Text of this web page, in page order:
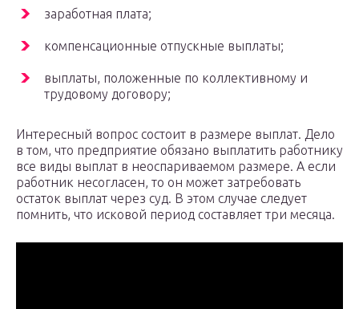
заработная плата;
компенсационные отпускные выплаты;
выплаты, положенные по коллективному и
трудовому договору;
Интересный вопрос состоит в размере выплат. Дело
в том, что предприятие обязано выплатить работнику
все виды выплат в неоспариваемом размере. А если
работник несогласен, то он может затребовать
остаток выплат через суд. В этом случае следует
помнить, что исковой период составляет три месяца.